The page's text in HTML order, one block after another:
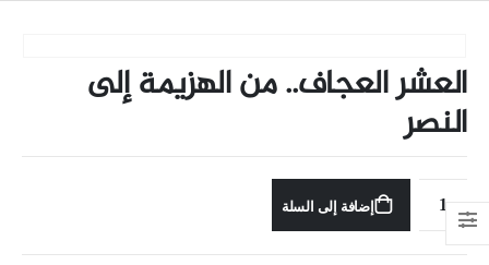
العشر العجاف.. من الهزيمة إلى
النصر
إضافة إلى السلة